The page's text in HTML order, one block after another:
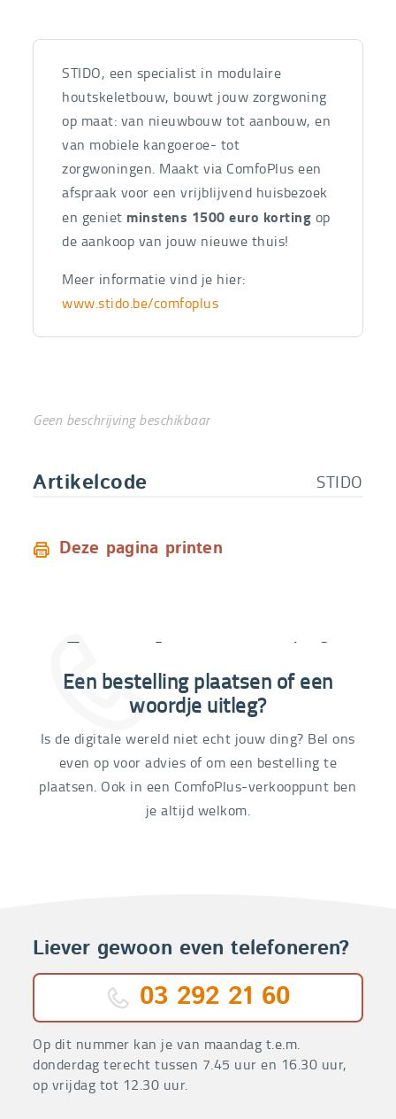
STIDO, een specialist in modulaire
houtskeletbouw, bouwt jouw zorgwoning
op maat: van nieuwbouw tot aanbouw, en
van mobiele kangoeroe- tot
zorgwoningen. Maakt via ComfoPlus een
afspraak voor een vrijblijvend huisbezoek
en geniet minstens 1500 euro korting op
de aankoop van jouw nieuwe thuis!
Meer informatie vind je hier:
www.stido.be/comfoplus
Geen beschrijving beschikbaar
Artikelcode STIDO
Deze pagina printen
03 292 21 60
Een bestelling plaatsen of een
woordje uitleg?
Is de digitale wereld niet echt jouw ding? Bel ons
even op voor advies of om een bestelling te
plaatsen. Ook in een ComfoPlus-verkooppunt ben
je altijd welkom.
Liever gewoon even telefoneren?
03 292 21 60
Op dit nummer kan je van maandag t.e.m.
donderdag terecht tussen 7.45 uur en 16.30 uur,
op vrijdag tot 12.30 uur.